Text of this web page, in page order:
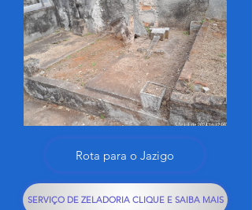
Rota para o Jazigo
SERVIÇO DE ZELADORIA CLIQUE E SAIBA MAIS